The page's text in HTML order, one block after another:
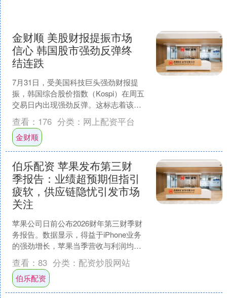
金财顺 美股财报提振市场
信心 韩国股市强劲反弹终
结连跌
7月31日，受美国科技巨头强劲财报提
振，韩国综合股价指数（Kospi）在周五
交易日内出现强劲反弹。这标志着该国
股市结束了连续三日的下跌颓势，此前
因抛售潮导致的数....
查看： 176 分类： 网上配资平台
金财顺
伯乐配资 苹果发布第三财
季报告：业绩超预期但指引
疲软，供应链隐忧引发市场
关注
苹果公司日前公布2026财年第三财季财
务报告。数据显示，得益于iPhone业务
的强劲增长，苹果当季营收与利润均超
出市场预期。然而，受全球供应链紧张
影响，公司对下....
查看： 83 分类： 配资炒股网站
伯乐配资